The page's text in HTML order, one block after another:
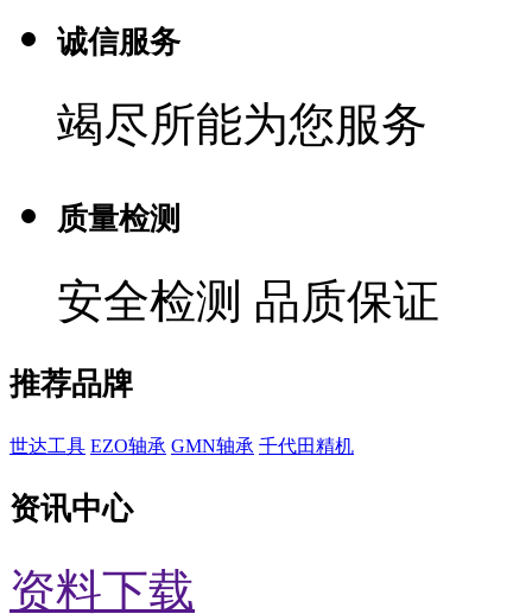
诚信服务
竭尽所能为您服务
质量检测
安全检测 品质保证
推荐品牌
世达工具 EZO轴承 GMN轴承 千代田精机
资讯中心
资料下载